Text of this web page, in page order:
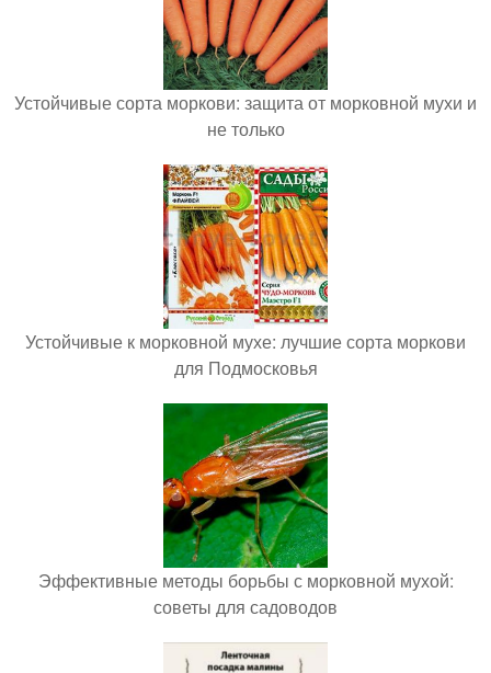
Устойчивые сорта моркови: защита от морковной мухи и
не только
Устойчивые к морковной мухе: лучшие сорта моркови
для Подмосковья
Эффективные методы борьбы с морковной мухой:
советы для садоводов